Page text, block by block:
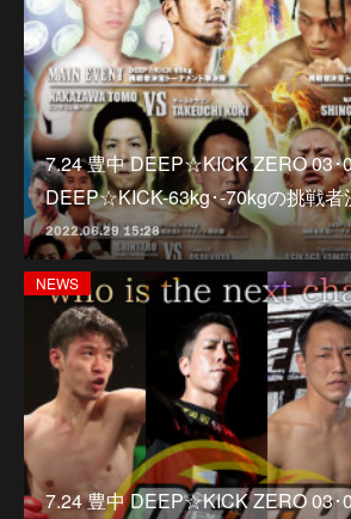
7.24 豊中 DEEP☆KICK ZERO 03･
DEEP☆KICK-63kg･-70kgの挑戦
2022.06.29 15:28
NEWS
7.24 豊中 DEEP☆KICK ZERO 03･